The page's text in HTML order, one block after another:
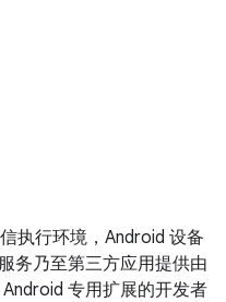
执行环境，Android 设备
务乃至第三方应用提供由
专用扩展的开发者